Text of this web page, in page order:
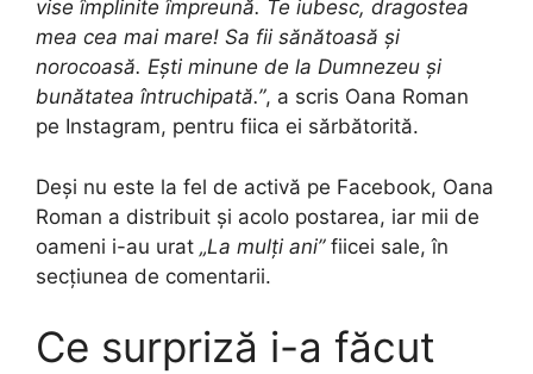
vise împlinite împreună. Te iubesc, dragostea
mea cea mai mare! Sa fii sănătoasă și
norocoasă. Ești minune de la Dumnezeu și
bunătatea întruchipată.”, a scris Oana Roman
pe Instagram, pentru fiica ei sărbătorită.
Deși nu este la fel de activă pe Facebook, Oana
Roman a distribuit și acolo postarea, iar mii de
oameni i-au urat „La mulți ani”fiicei sale, în
secțiunea de comentarii.
Ce surpriză i-a făcut